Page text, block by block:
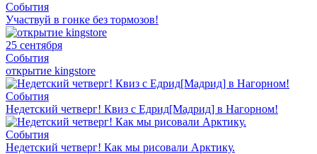
События
Участвуй в гонке без тормозов!
25 сентября
События
открытие kingstore
События
Недетский четверг! Квиз с Едрид[Мадрид] в Нагорном!
События
Недетский четверг! Как мы рисовали Арктику.